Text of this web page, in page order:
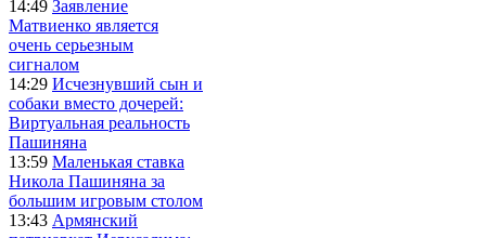
14:49 Заявление
Матвиенко является
очень серьезным
сигналом
14:29 Исчезнувший сын и
собаки вместо дочерей:
Виртуальная реальность
Пашиняна
13:59 Маленькая ставка
Никола Пашиняна за
большим игровым столом
13:43 Армянский